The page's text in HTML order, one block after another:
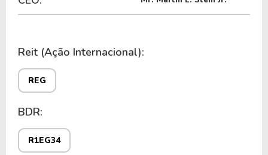
Reit (Ação Internacional):
REG
BDR:
R1EG34